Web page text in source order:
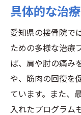
具体的な治
愛知県の接骨院で
ための多様な治療
ば、肩や肘の痛み
や、筋肉の回復を
ています。また、
入れたプログラム